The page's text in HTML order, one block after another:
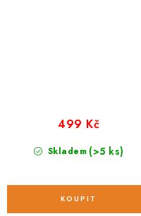
Skladem (>5 ks)
499 Kč